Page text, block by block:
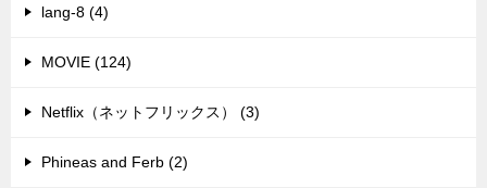
lang-8 (4)
MOVIE (124)
Netflix（ネットフリックス） (3)
Phineas and Ferb (2)